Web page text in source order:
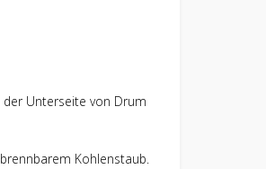
Unterseite von Drum
Kohlenstaub.